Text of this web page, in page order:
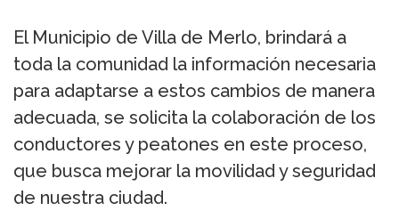
El Municipio de Villa de Merlo, brindará a
toda la comunidad la información necesaria
para adaptarse a estos cambios de manera
adecuada, se solicita la colaboración de los
conductores y peatones en este proceso,
que busca mejorar la movilidad y seguridad
de nuestra ciudad.